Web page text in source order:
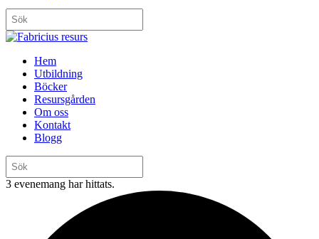
Hem
Utbildning
Böcker
Resursgården
Om oss
Kontakt
Blogg
3 evenemang har hittats.